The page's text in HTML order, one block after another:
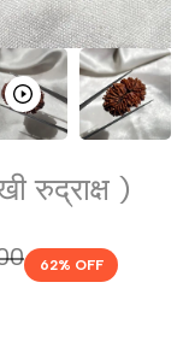
रुद्राक्ष )
62% OFF